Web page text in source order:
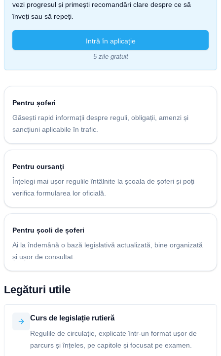
vezi progresul și primești recomandări clare despre ce să
înveți sau să repeți.
Intră în aplicație
5 zile gratuit
Pentru șoferi
Găsești rapid informații despre reguli, obligații, amenzi și
sancțiuni aplicabile în trafic.
Pentru cursanți
Înțelegi mai ușor regulile întâlnite la școala de șoferi și poți
verifica formularea lor oficială.
Pentru școli de șoferi
Ai la îndemână o bază legislativă actualizată, bine organizată
și ușor de consultat.
Legături utile
Curs de legislație rutieră
Regulile de circulație, explicate într-un format ușor de
parcurs și înțeles, pe capitole și focusat pe examen.